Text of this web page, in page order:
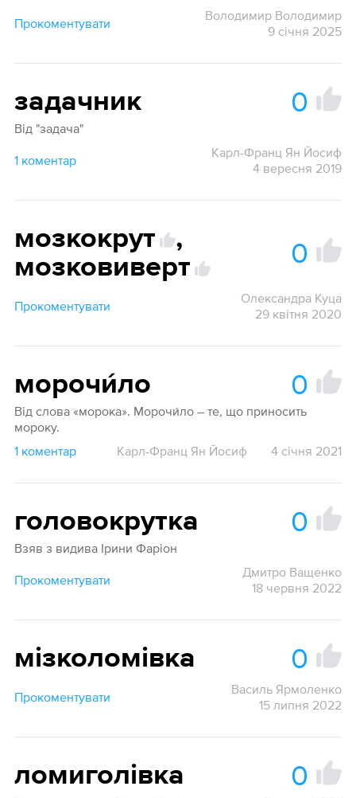
Прокоментувати
Володимир Володимир
9 січня 2025
задачник 0
Від "задача"
1 коментар
Карл-Франц Ян Йосиф
4 вересня 2019
мозкокрут
,
мозковиверт
0
Прокоментувати
Олександра Куца
29 квітня 2020
морочи́ло 0
Від слова «морока». Морочи́ло – те, що приносить
мороку.
1 коментар
Карл-Франц Ян Йосиф 4 січня 2021
головокрутка 0
Взяв з видива Ірини Фаріон
Прокоментувати
Дмитро Ващенко
18 червня 2022
мізколомівка 0
Прокоментувати
Василь Ярмоленко
15 липня 2022
ломиголівка 0